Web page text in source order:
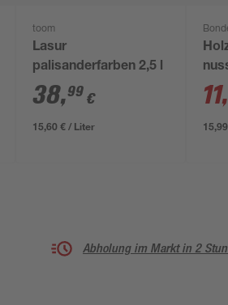
toom
Lasur
palisanderfarben 2,5 l
38,99 €
15,60 € / Liter
ml
11
Abholung im Markt in 2